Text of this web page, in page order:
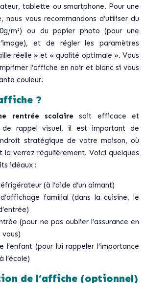
tablette ou smartphone. Pour une
nous vous recommandons d’utiliser du
m²) ou du papier photo (pour une
et de régler les paramètres
réelle » et « qualité optimale ». Vous
l’affiche en noir et blanc si vous
couleur.
?
rentrée scolairesoit efficace et
de rappel visuel, il est important de
stratégique de votre maison, où
verrez régulièrement. Voici quelques
idéaux :
(à l’aide d’un aimant)
familial (dans la cuisine, le
(pour ne pas oublier l’assurance en
l’enfant (pour lui rappeler l’importance
l’école)
de l’affiche (optionnel)